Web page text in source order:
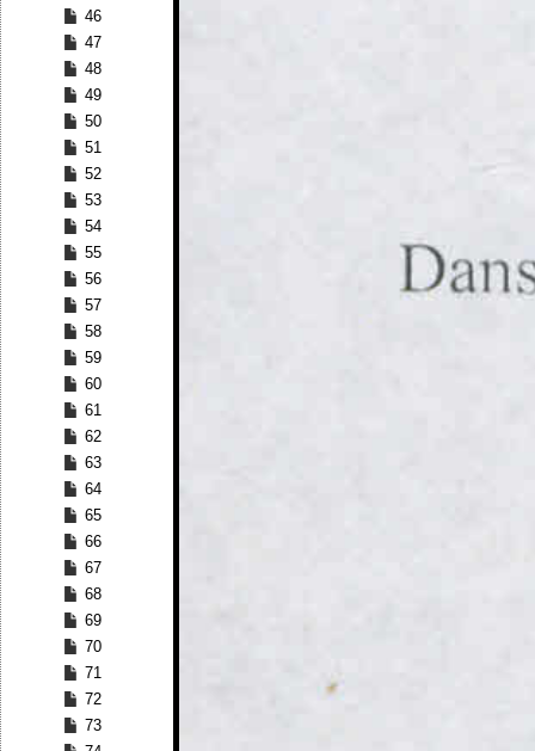
46
47
48
49
50
51
52
53
54
55
56
57
58
59
60
61
62
63
64
65
66
67
68
69
70
71
72
73